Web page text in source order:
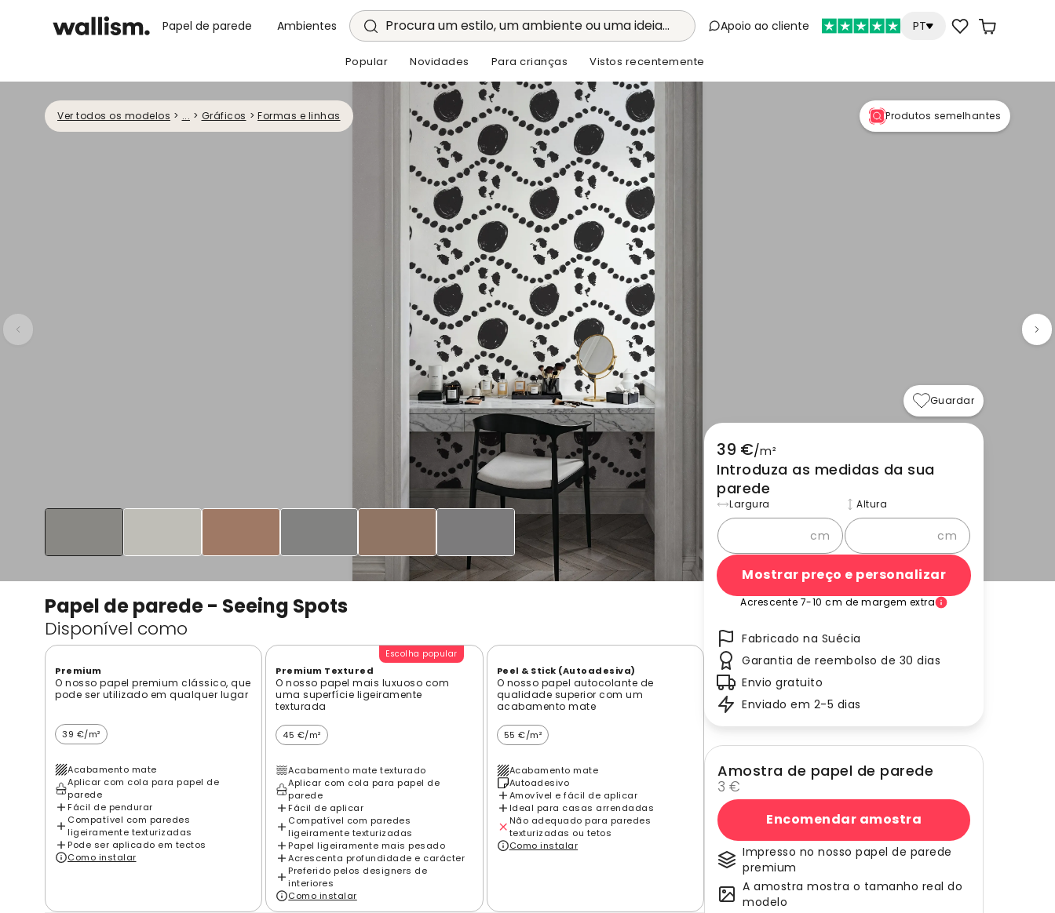
Papel de parede Ambientes Procura um estilo, um ambiente ou uma ideia... Apoio ao cliente PT
Popular Novidades Para crianças Vistos recentemente
Ver todos os modelos > ... > Gráficos > Formas e linhas Produtos semelhantes
Papel de parede - Seeing Spots
Disponível como
Premium
O nosso papel premium clássico, que
pode ser utilizado em qualquer lugar
39 €/m²
Acabamento mate
Aplicar com cola para papel de
parede
Fácil de pendurar
Compatível com paredes
ligeiramente texturizadas
Pode ser aplicado em tectos
Como instalar
Escolha popular
Premium Textured
O nosso papel mais luxuoso com
uma superfície ligeiramente
texturada
45 €/m²
Acabamento mate texturado
Aplicar com cola para papel de
parede
Fácil de aplicar
Compatível com paredes
ligeiramente texturizadas
Papel ligeiramente mais pesado
Acrescenta profundidade e carácter
Preferido pelos designers de
interiores
Como instalar
Peel & Stick (Autoadesiva)
O nosso papel autocolante de
qualidade superior com um
acabamento mate
55 €/m²
Acabamento mate
Autoadesivo
Amovível e fácil de aplicar
Ideal para casas arrendadas
Não adequado para paredes
texturizadas ou tetos
Como instalar
Guardar
39 €/m²
Introduza as medidas da sua
parede
Largura
cm
Altura
cm
Mostrar preço e personalizar
Acrescente 7-10 cm de margem extra
Fabricado na Suécia
Garantia de reembolso de 30 dias
Envio gratuito
Enviado em 2-5 dias
Amostra de papel de parede
3 €
Encomendar amostra
Impresso no nosso papel de parede
premium
A amostra mostra o tamanho real do
modelo